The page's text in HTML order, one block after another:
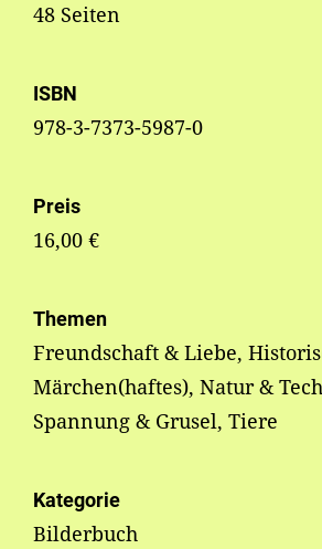
48 Seiten
ISBN
978-3-7373-5987-0
Preis
16,00 €
Themen
Freundschaft & Liebe,
Märchen(haftes), Natur &
Spannung & Grusel, Tiere
Kategorie
Bilderbuch